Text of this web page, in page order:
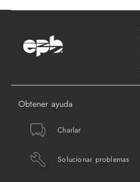
Obtener ayuda
Charlar
Solucionar problemas